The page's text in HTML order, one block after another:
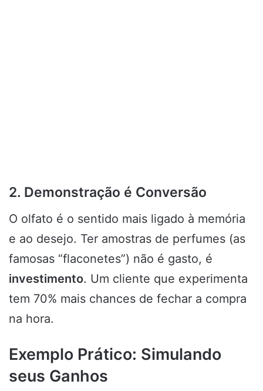
2. Demonstração é Conversão
O olfato é o sentido mais ligado à memória
e ao desejo. Ter amostras de perfumes (as
famosas “flaconetes”) não é gasto, é
investimento. Um cliente que experimenta
tem 70% mais chances de fechar a compra
na hora.
Exemplo Prático: Simulando
seus Ganhos